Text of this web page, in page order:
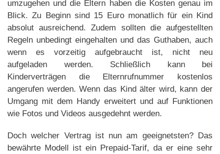
umzugehen und die Eltern haben die Kosten genau im
Blick. Zu Beginn sind 15 Euro monatlich für ein Kind
absolut ausreichend. Zudem sollten die aufgestellten
Regeln unbedingt eingehalten und das Guthaben, auch
wenn es vorzeitig aufgebraucht ist, nicht neu
aufgeladen werden. Schließlich kann bei
Kinderverträgen die Elternrufnummer kostenlos
angerufen werden. Wenn das Kind älter wird, kann der
Umgang mit dem Handy erweitert und auf Funktionen
wie Fotos und Videos ausgedehnt werden.
Doch welcher Vertrag ist nun am geeignetsten? Das
bewährte Modell ist ein Prepaid-Tarif, da er eine sehr